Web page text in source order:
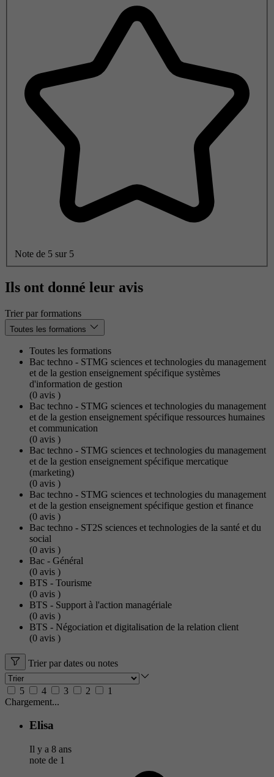
Note de 5 sur 5
Ils ont donné leur avis
Trier par formations
Toutes les formations
Toutes les formations
Bac techno - STMG sciences et technologies du management
et de la gestion enseignement spécifique systèmes
d'information de gestion
(0 avis )
Bac techno - STMG sciences et technologies du management
et de la gestion enseignement spécifique ressources humaines
et communication
(0 avis )
Bac techno - STMG sciences et technologies du management
et de la gestion enseignement spécifique mercatique
(marketing)
(0 avis )
Bac techno - STMG sciences et technologies du management
et de la gestion enseignement spécifique gestion et finance
(0 avis )
Bac techno - ST2S sciences et technologies de la santé et du
social
(0 avis )
Bac - Général
(0 avis )
BTS - Tourisme
(0 avis )
BTS - Support à l'action managériale
(0 avis )
BTS - Négociation et digitalisation de la relation client
(0 avis )
Trier par dates ou notes
5 4 3 2
1
Chargement...
Elisa
Il y a 8 ans
note de 1